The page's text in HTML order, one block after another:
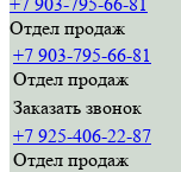
Отдел продаж
+7 903-795-66-81
Отдел продаж
Заказать звонок
+7 925-406-22-87
Отдел продаж